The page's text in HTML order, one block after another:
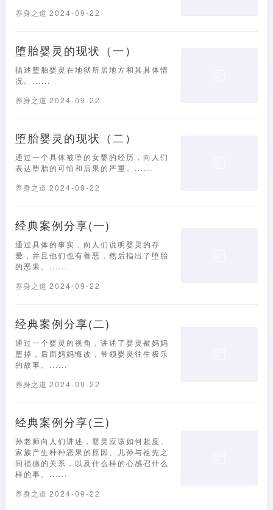
养身之道 2024-09-22
堕胎婴灵的现状（一）
描述堕胎婴灵在地狱所居地方和其具体情
况。......
养身之道 2024-09-22
堕胎婴灵的现状（二）
通过一个具体被堕的女婴的经历，向人们
表达堕胎的可怕和后果的严重。......
养身之道 2024-09-22
经典案例分享(一)
通过具体的事实，向人们说明婴灵的存
爱，并且他们也有善恶，然后指出了堕胎
的恶果。......
养身之道 2024-09-22
经典案例分享(二)
通过一个婴灵的视角，讲述了婴灵被妈妈
堕掉，后面妈妈悔改，带领婴灵往生极乐
的故事。......
养身之道 2024-09-22
经典案例分享(三)
孙老师向人们讲述，婴灵应该如何超度、
家族产生种种恶果的原因、儿孙与祖先之
间福德的关系，以及什么样的心感召什么
样的事。......
养身之道 2024-09-22